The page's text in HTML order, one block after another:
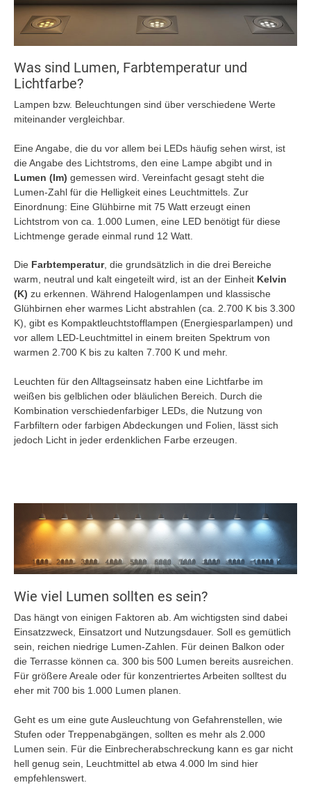
Was sind Lumen, Farbtemperatur und
Lichtfarbe?
Lampen bzw. Beleuchtungen sind über verschiedene Werte
miteinander vergleichbar.
Eine Angabe, die du vor allem bei LEDs häufig sehen wirst, ist
die Angabe des Lichtstroms, den eine Lampe abgibt und in
Lumen (lm) gemessen wird. Vereinfacht gesagt steht die
Lumen-Zahl für die Helligkeit eines Leuchtmittels. Zur
Einordnung: Eine Glühbirne mit 75 Watt erzeugt einen
Lichtstrom von ca. 1.000 Lumen, eine LED benötigt für diese
Lichtmenge gerade einmal rund 12 Watt.
Die Farbtemperatur, die grundsätzlich in die drei Bereiche
warm, neutral und kalt eingeteilt wird, ist an der Einheit Kelvin
(K) zu erkennen. Während Halogenlampen und klassische
Glühbirnen eher warmes Licht abstrahlen (ca. 2.700 K bis 3.300
K), gibt es Kompaktleuchtstofflampen (Energiesparlampen) und
vor allem LED-Leuchtmittel in einem breiten Spektrum von
warmen 2.700 K bis zu kalten 7.700 K und mehr.
Leuchten für den Alltagseinsatz haben eine Lichtfarbe im
weißen bis gelblichen oder bläulichen Bereich. Durch die
Kombination verschiedenfarbiger LEDs, die Nutzung von
Farbfiltern oder farbigen Abdeckungen und Folien, lässt sich
jedoch Licht in jeder erdenklichen Farbe erzeugen.
Wie viel Lumen sollten es sein?
Das hängt von einigen Faktoren ab. Am wichtigsten sind dabei
Einsatzzweck, Einsatzort und Nutzungsdauer. Soll es gemütlich
sein, reichen niedrige Lumen-Zahlen. Für deinen Balkon oder
die Terrasse können ca. 300 bis 500 Lumen bereits ausreichen.
Für größere Areale oder für konzentriertes Arbeiten solltest du
eher mit 700 bis 1.000 Lumen planen.
Geht es um eine gute Ausleuchtung von Gefahrenstellen, wie
Stufen oder Treppenabgängen, sollten es mehr als 2.000
Lumen sein. Für die Einbrecherabschreckung kann es gar nicht
hell genug sein, Leuchtmittel ab etwa 4.000 lm sind hier
empfehlenswert.